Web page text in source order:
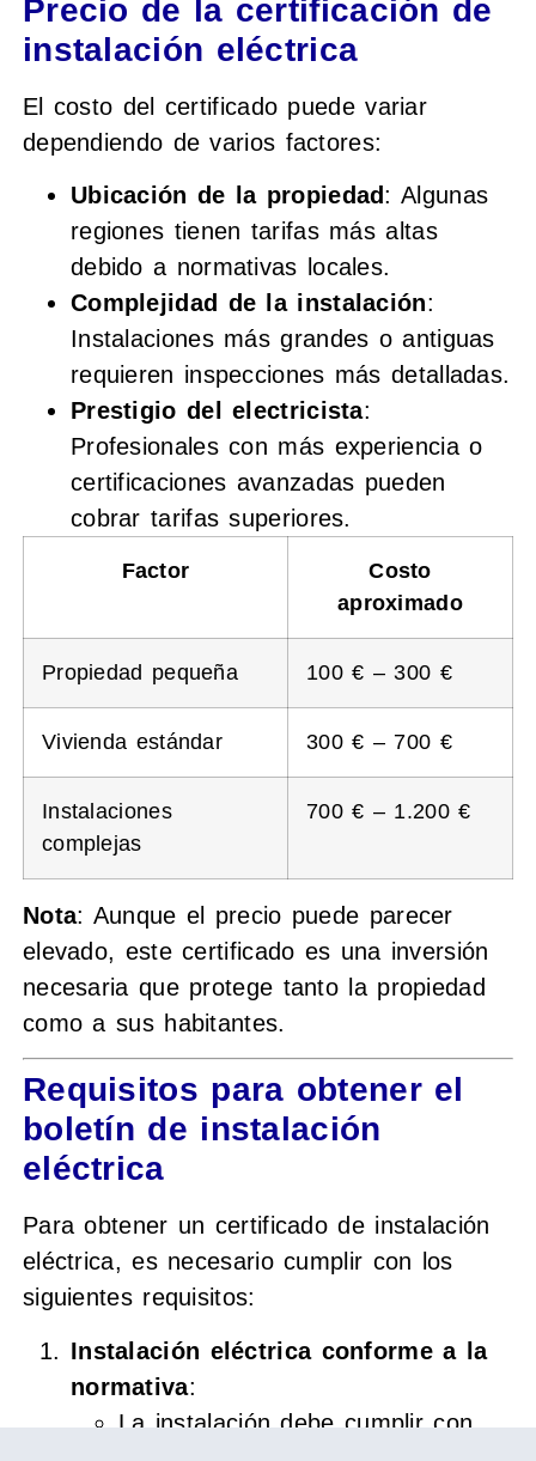
Precio de la certificación de
instalación eléctrica
El costo del certificado puede variar
dependiendo de varios factores:
Ubicación de la propiedad: Algunas
regiones tienen tarifas más altas
debido a normativas locales.
Complejidad de la instalación:
Instalaciones más grandes o antiguas
requieren inspecciones más detalladas.
Prestigio del electricista:
Profesionales con más experiencia o
certificaciones avanzadas pueden
cobrar tarifas superiores.
Factor
Costo
aproximado
Propiedad pequeña 100 € – 300 €
Vivienda estándar 300 € – 700 €
Instalaciones
complejas
700 € – 1.200 €
Nota: Aunque el precio puede parecer
elevado, este certificado es una inversión
necesaria que protege tanto la propiedad
como a sus habitantes.
Requisitos para obtener el
boletín de instalación
eléctrica
Para obtener un certificado de instalación
eléctrica, es necesario cumplir con los
siguientes requisitos:
Instalación eléctrica conforme a la
normativa:
La instalación debe cumplir con